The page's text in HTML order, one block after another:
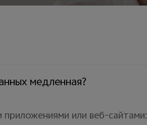
медленная?
или веб-сайтами: